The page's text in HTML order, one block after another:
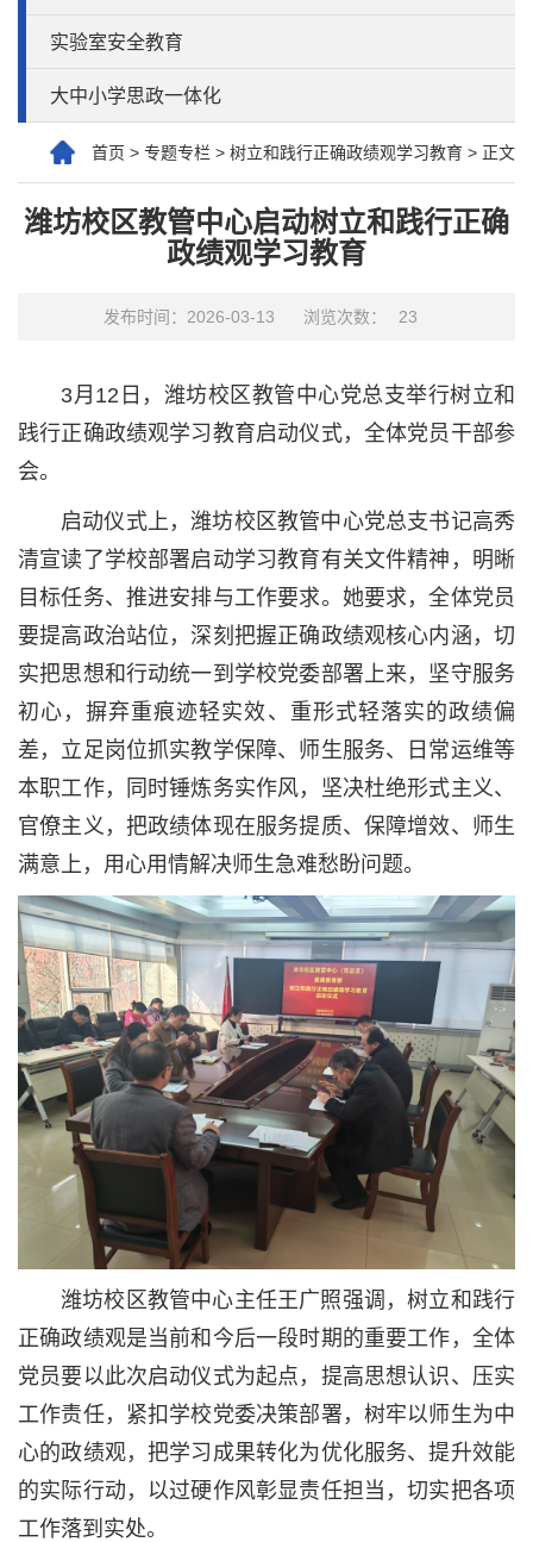
实验室安全教育
大中小学思政一体化
首页 > 专题专栏 > 树立和践行正确政绩观学习教育 > 正文
潍坊校区教管中心启动树立和践行正确
政绩观学习教育
发布时间：2026-03-13 浏览次数： 23
3月12日，潍坊校区教管中心党总支举行树立和
践行正确政绩观学习教育启动仪式，全体党员干部参
会。
启动仪式上，潍坊校区教管中心党总支书记高秀
清宣读了学校部署启动学习教育有关文件精神，明晰
目标任务、推进安排与工作要求。她要求，全体党员
要提高政治站位，深刻把握正确政绩观核心内涵，切
实把思想和行动统一到学校党委部署上来，坚守服务
初心，摒弃重痕迹轻实效、重形式轻落实的政绩偏
差，立足岗位抓实教学保障、师生服务、日常运维等
本职工作，同时锤炼务实作风，坚决杜绝形式主义、
官僚主义，把政绩体现在服务提质、保障增效、师生
满意上，用心用情解决师生急难愁盼问题。
潍坊校区教管中心主任王广照强调，树立和践行
正确政绩观是当前和今后一段时期的重要工作，全体
党员要以此次启动仪式为起点，提高思想认识、压实
工作责任，紧扣学校党委决策部署，树牢以师生为中
心的政绩观，把学习成果转化为优化服务、提升效能
的实际行动，以过硬作风彰显责任担当，切实把各项
工作落到实处。